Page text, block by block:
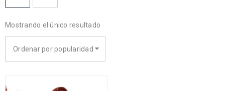
Mostrando el único resultado
Ordenar por popularidad